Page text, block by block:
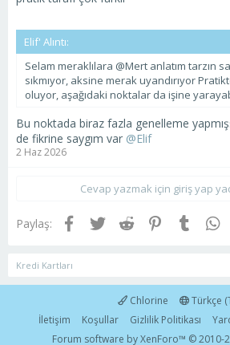
Elif' Alıntı:
Selam meraklılara @Mert anlatım tarzın
sıkmıyor, aksine merak uyandırıyor
oluyor, aşağıdaki noktalar da işine
Bu noktada biraz fazla genelleme
de fikrine saygım var @Elif
2 Haz 2026
Cevap yazmak için giriş yap
Paylaş: Facebook
TwitterReddit PinterestTumblr
Kredi Kartları
Chlorine
Türkçe
İletişim
Koşullar Gizlilik Politikası
Forum software by XenForo™ © 2010-